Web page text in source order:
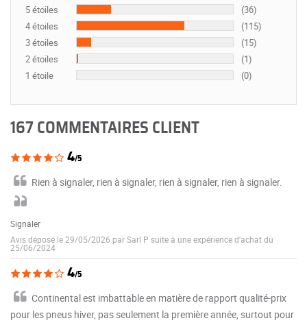
5 étoiles
(36)
4 étoiles
(115)
3 étoiles
(15)
2 étoiles
(1)
1 étoile
(0)
167 COMMENTAIRES CLIENT
4/5
Rien à signaler, rien à signaler, rien à signaler, rien à signaler.
Signaler
Avis déposé le 29/05/2026 par Sarl P suite à une expérience d'achat du
25/06/2024
4/5
Continental est imbattable en matière de rapport qualité-prix
pour les pneus hiver, pas seulement la première année, surtout pour